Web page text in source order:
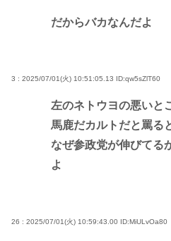
だからバカなんだよ
3 : 2025/07/01(火) 10:51:05.13 ID:qw5sZlT60
左のネトウヨの悪いと
馬鹿だカルトだと罵る
なぜ参政党が伸びてる
よ
26 : 2025/07/01(火) 10:59:43.00 ID:MiULvOa80